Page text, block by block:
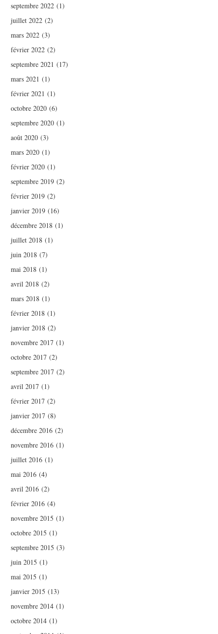
septembre 2022 (1)
juillet 2022 (2)
mars 2022 (3)
février 2022 (2)
septembre 2021 (17)
mars 2021 (1)
février 2021 (1)
octobre 2020 (6)
septembre 2020 (1)
août 2020 (3)
mars 2020 (1)
février 2020 (1)
septembre 2019 (2)
février 2019 (2)
janvier 2019 (16)
décembre 2018 (1)
juillet 2018 (1)
juin 2018 (7)
mai 2018 (1)
avril 2018 (2)
mars 2018 (1)
février 2018 (1)
janvier 2018 (2)
novembre 2017 (1)
octobre 2017 (2)
septembre 2017 (2)
avril 2017 (1)
février 2017 (2)
janvier 2017 (8)
décembre 2016 (2)
novembre 2016 (1)
juillet 2016 (1)
mai 2016 (4)
avril 2016 (2)
février 2016 (4)
novembre 2015 (1)
octobre 2015 (1)
septembre 2015 (3)
juin 2015 (1)
mai 2015 (1)
janvier 2015 (13)
novembre 2014 (1)
octobre 2014 (1)